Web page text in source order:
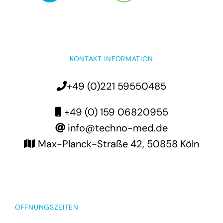
KONTAKT INFORMATION
+49 (0)221 59550485
+49 (0) 159 06820955
info@techno-med.de
Max-Planck-Straße 42, 50858 Köln
ÖFFNUNGSZEITEN